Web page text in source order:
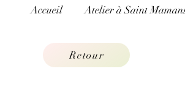
Accueil Atelier à Saint
Retour